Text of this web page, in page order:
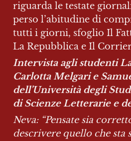
riguarda le testate
perso l’abitudine di
tutti i giorni, sfoglio Il
La Repubblica e Il
Intervista agli studenti
Carlotta Melgari e
dell’Università degli
di Scienze Letterarie e
Neva: “Pensate sia
descrivere quello che sta